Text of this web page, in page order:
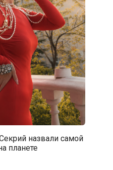
назвали самой
планете